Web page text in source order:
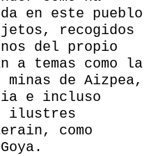
en este pueblo
recogidos
del propio
a temas como la
de Aizpea,
e incluso
ilustres
como